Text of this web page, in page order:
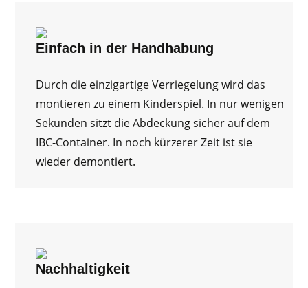
Einfach in der Handhabung
Durch die einzigartige Verriegelung wird das
montieren zu einem Kinderspiel. In nur wenigen
Sekunden sitzt die Abdeckung sicher auf dem
IBC-Container. In noch kürzerer Zeit ist sie
wieder demontiert.
Nachhaltigkeit